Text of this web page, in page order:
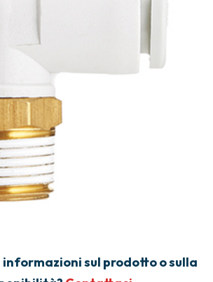
informazioni sul prodotto o sulla